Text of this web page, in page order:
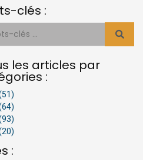
clés :
les articles par
:
: